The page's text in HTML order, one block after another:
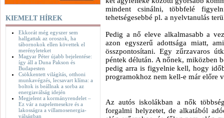
KIEMELT HÍREK
Ekkorát még egyszer sem
hallgattak az oroszok, ha
tábornokok ellen követtek el
merényleteket
Magyar Péter újabb bejelentése:
így áll a Duna Pakson és
Budapesten
Csökkentett világítás, otthoni
munkavégzés, lecsavart klíma: a
boltok is beállnak a sorba az
energiaválság idején
Megjelent a kormányrendelet –
Ez vár a napelemesekre és a
lakosságra a villamosenergia-
válságban
mindent csinálni, többfelé
tehetségesebbé pl. a nyelvtanulás
Pedig a nő eleve alkalmasabb a
azon egyszerű adottsága miatt,
összpontosítani. Egy zűrzavaros
péntek délután. A nőnek, miközben
pedig arra is figyelnie kell, hogy
programokhoz nem kell-e már előre
Az autós iskolákban a nők
forgalmi helyzetet, de alkatából